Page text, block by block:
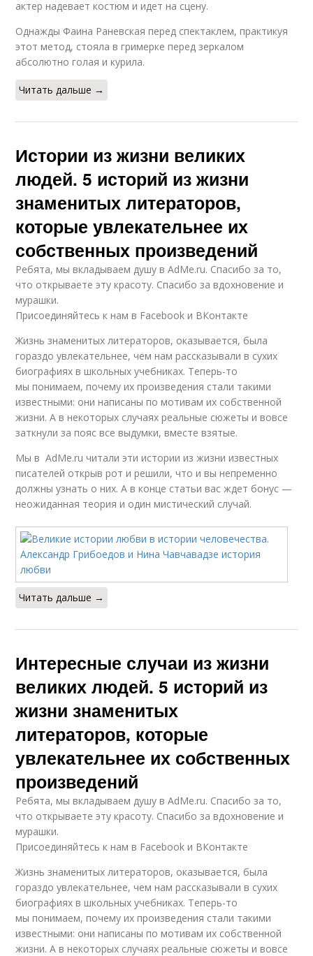
актер надевает костюм и идет на сцену.
Однажды Фаина Раневская перед спектаклем, практикуя
этот метод, стояла в гримерке перед зеркалом
абсолютно голая и курила.
Читать дальше →
Истории из жизни великих
людей. 5 историй из жизни
знаменитых литераторов,
которые увлекательнее их
собственных произведений
Ребята, мы вкладываем душу в AdMe.ru. Cпасибо за то,
что открываете эту красоту. Спасибо за вдохновение и
мурашки.
Присоединяйтесь к нам в Facebook и ВКонтакте
Жизнь знаменитых литераторов, оказывается, была
гораздо увлекательнее, чем нам рассказывали в сухих
биографиях в школьных учебниках. Теперь-то
мы понимаем, почему их произведения стали такими
известными: они написаны по мотивам их собственной
жизни. А в некоторых случаях реальные сюжеты и вовсе
заткнули за пояс все выдумки, вместе взятые.
Мы в AdMe.ru читали эти истории из жизни известных
писателей открыв рот и решили, что и вы непременно
должны узнать о них. А в конце статьи вас ждет бонус —
неожиданная теория и один мистический случай.
Читать дальше →
Интересные случаи из жизни
великих людей. 5 историй из
жизни знаменитых
литераторов, которые
увлекательнее их собственных
произведений
Ребята, мы вкладываем душу в AdMe.ru. Cпасибо за то,
что открываете эту красоту. Спасибо за вдохновение и
мурашки.
Присоединяйтесь к нам в Facebook и ВКонтакте
Жизнь знаменитых литераторов, оказывается, была
гораздо увлекательнее, чем нам рассказывали в сухих
биографиях в школьных учебниках. Теперь-то
мы понимаем, почему их произведения стали такими
известными: они написаны по мотивам их собственной
жизни. А в некоторых случаях реальные сюжеты и вовсе